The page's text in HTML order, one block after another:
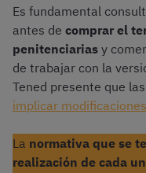
Es fundamental
antes de comprar el
penitenciarias y
de trabajar con la
Tened presente que las
implicar
La normativa que se
realización de cada